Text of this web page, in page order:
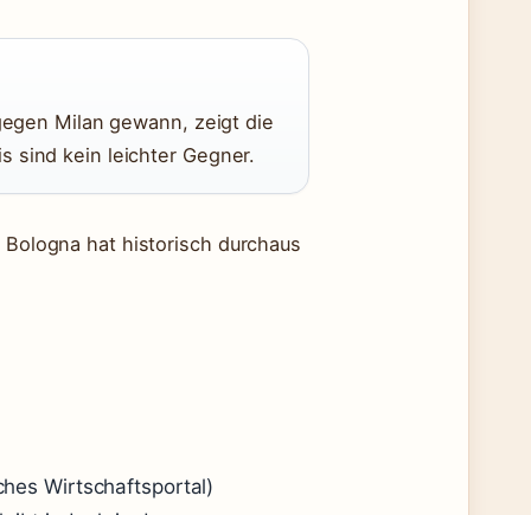
Milan gewann, zeigt die
sind kein leichter Gegner.
hat historisch durchaus
Wirtschaftsportal)